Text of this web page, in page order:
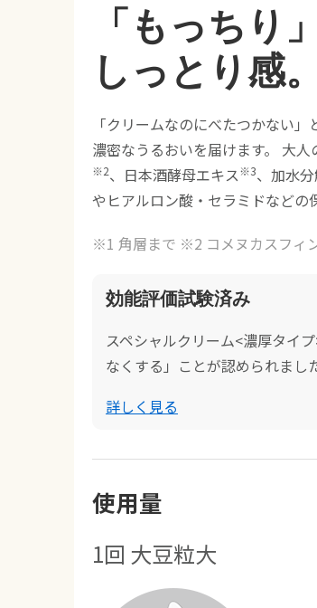
「もっちり
しっとり感。
「クリームなのにべたつかない
濃密なうるおいを届けます。 大
※2、日本酒酵母エキス※3、加水
やヒアルロン酸・セラミドなどの
※1 角層まで ※2 コメヌカスフィ
効能評価試験済み
スペシャルクリーム<濃厚タイ
なくする」ことが認められまし
詳しく見る
使用量
1回 大豆粒大